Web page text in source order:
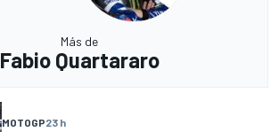
Más de
Fabio Quartararo
MOTOGP23 h